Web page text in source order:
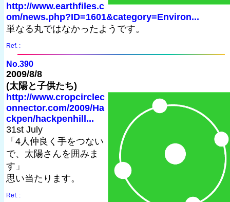
http://www.earthfiles.c
om/news.php?ID=1601&category=Environ...
単なる丸ではなかったようです。
Ref. :
No.390
2009/8/8
(太陽と子供たち)
http://www.cropcirclec
onnector.com/2009/Ha
ckpen/hackpenhill...
31st July
「4人仲良く手をつない
で、太陽さんを囲みま
す」
思い当たります。
Ref. :